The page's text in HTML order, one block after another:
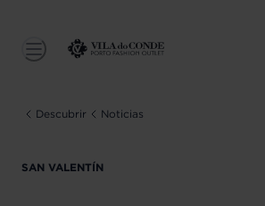
Descubrir Noticias
SAN VALENTÍN